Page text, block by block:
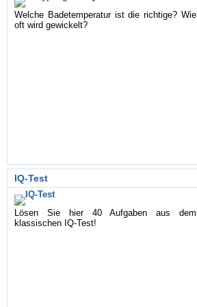
Welche Badetemperatur ist die richtige? Wie
oft wird gewickelt?
IQ-Test
Lösen Sie hier 40 Aufgaben aus dem
klassischen IQ-Test!